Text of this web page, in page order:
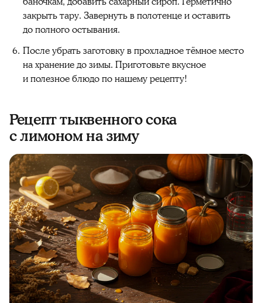
закрыть тару. Завернуть в полотенце и оставить
до полного остывания.
После убрать заготовку в прохладное тёмное место
на хранение до зимы. Приготовьте вкусное
и полезное блюдо по нашему рецепту!
Рецепт тыквенного сока
с лимоном на зиму